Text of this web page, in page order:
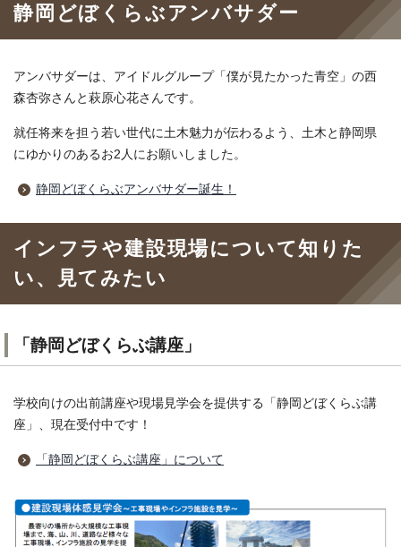
静岡どぼくらぶアンバサダー
アンバサダーは、アイドルグループ「僕が見たかった青空」の西
森杏弥さんと萩原心花さんです。
就任将来を担う若い世代に土木魅力が伝わるよう、土木と静岡県
にゆかりのあるお2人にお願いしました。
静岡どぼくらぶアンバサダー誕生！
インフラや建設現場について知りた
い、見てみたい
「静岡どぼくらぶ講座」
学校向けの出前講座や現場見学会を提供する「静岡どぼくらぶ講
座」、現在受付中です！
「静岡どぼくらぶ講座」について